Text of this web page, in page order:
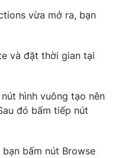
lòng Việt
vừa mở ra, bạn
và đặt thời gian tại
hình vuông tạo nên
đó bấm tiếp nút
bấm nút Browse